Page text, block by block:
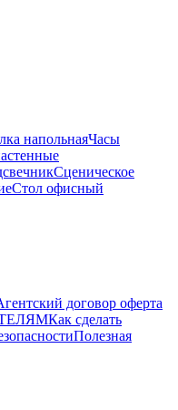
напольнаяЧасы
Сценическое
Стол офисный
договор оферта
Как сделать
Полезная